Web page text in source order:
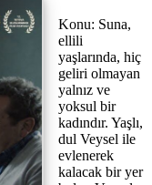
Konu: Suna,
ellili
yaşlarında, hiç
geliri olmayan
yalnız ve
yoksul bir
kadındır. Yaşlı,
dul Veysel ile
evlenerek
kalacak bir yer